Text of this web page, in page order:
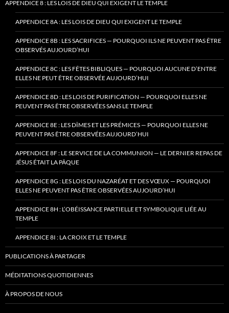
APPENDICE 8 : LES LOIS DE DIEU QUI EXIGENT LE TEMPLE
APPENDICE 8A : LES LOIS DE DIEU QUI EXIGENT LE TEMPLE
APPENDICE 8B : LES SACRIFICES — POURQUOI ILS NE PEUVENT PAS ÊTRE
OBSERVÉS AUJOURD’HUI
APPENDICE 8C : LES FÊTES BIBLIQUES — POURQUOI AUCUNE D’ENTRE
ELLES NE PEUT ÊTRE OBSERVÉE AUJOURD’HUI
APPENDICE 8D : LES LOIS DE PURIFICATION — POURQUOI ELLES NE
PEUVENT PAS ÊTRE OBSERVÉES SANS LE TEMPLE
APPENDICE 8E : LES DÎMES ET LES PRÉMICES — POURQUOI ELLES NE
PEUVENT PAS ÊTRE OBSERVÉES AUJOURD’HUI
APPENDICE 8F : LE SERVICE DE LA COMMUNION — LE DERNIER REPAS DE
JÉSUS ÉTAIT LA PÂQUE
APPENDICE 8G : LES LOIS DU NAZARÉAT ET DES VŒUX — POURQUOI
ELLES NE PEUVENT PAS ÊTRE OBSERVÉES AUJOURD’HUI
APPENDICE 8H : L’OBÉISSANCE PARTIELLE ET SYMBOLIQUE LIÉE AU
TEMPLE
APPENDICE 8I : LA CROIX ET LE TEMPLE
PUBLICATIONS À PARTAGER
MÉDITATIONS QUOTIDIENNES
À PROPOS DE NOUS